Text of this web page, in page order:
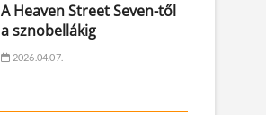
A Heaven Street Seven-től
a sznobellákig
2026.04.07.